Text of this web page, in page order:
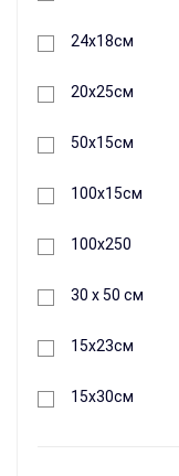
24х18см
20х25см
50х15см
100х15см
100х250
30 х 50 см
15х23см
15х30см